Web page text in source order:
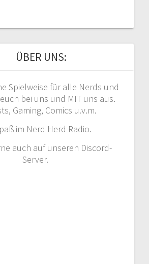
ÜBER UNS:
Spielweise für alle Nerds und
bei uns und MIT uns aus.
Gaming, Comics u.v.m.
im Nerd Herd Radio.
auch auf unseren Discord-
Server.